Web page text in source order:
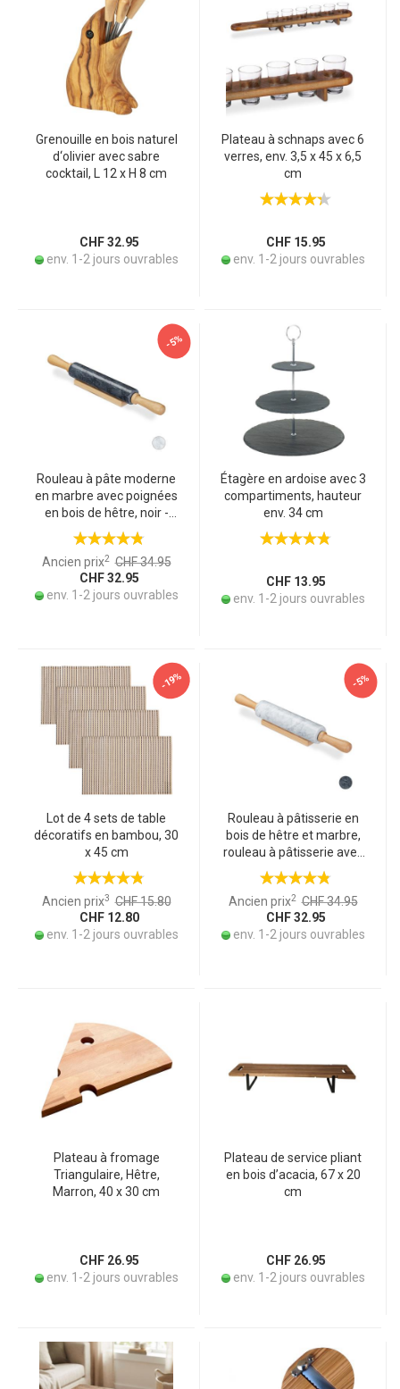
Grenouille en bois naturel
d‘olivier avec sabre
cocktail, L 12 x H 8 cm
CHF 32.95
env. 1-2 jours ouvrables
Plateau à schnaps avec 6
verres, env. 3,5 x 45 x 6,5
cm
CHF 15.95
env. 1-2 jours ouvrables
-5%
Rouleau à pâte moderne
en marbre avec poignées
en bois de hêtre, noir -
Rouleau à pâtisserie avec
support - Stylé & pratique
pour la cuisson de pizzas,
biscuits & Co
Ancien prix2 CHF 34.95
CHF 32.95
env. 1-2 jours ouvrables
Étagère en ardoise avec 3
compartiments, hauteur
env. 34 cm
CHF 13.95
env. 1-2 jours ouvrables
-19%
Lot de 4 sets de table
décoratifs en bambou, 30
x 45 cm
Ancien prix3 CHF 15.80
CHF 12.80
env. 1-2 jours ouvrables
-5%
Rouleau à pâtisserie en
bois de hêtre et marbre,
rouleau à pâtisserie avec
marbre, blanc
Ancien prix2 CHF 34.95
CHF 32.95
env. 1-2 jours ouvrables
Plateau à fromage
Triangulaire, Hêtre,
Marron, 40 x 30 cm
CHF 26.95
env. 1-2 jours ouvrables
Plateau de service pliant
en bois d’acacia, 67 x 20
cm
CHF 26.95
env. 1-2 jours ouvrables